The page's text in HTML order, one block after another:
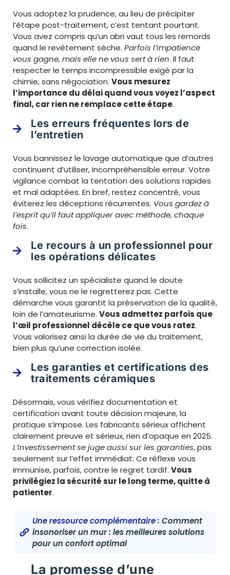
Vous adoptez la prudence, au lieu de précipiter
l’étape post-traitement, c’est tentant pourtant.
Vous avez compris qu’un abri vaut tous les remords
quand le revêtement sèche. Parfois l’impatience
vous gagne, mais elle ne vous sert à rien. Il faut
respecter le temps incompressible exigé par la
chimie, sans négociation. Vous mesurez
l’importance du délai quand vous voyez l’aspect
final, car rien ne remplace cette étape.
Les erreurs fréquentes lors de
l’entretien
Vous bannissez le lavage automatique que d’autres
continuent d’utiliser, incompréhensible erreur. Votre
vigilance combat la tentation des solutions rapides
et mal adaptées. En bref, restez concentré, vous
éviterez les déceptions récurrentes. Vous gardez à
l’esprit qu’il faut appliquer avec méthode, chaque
fois.
Le recours à un professionnel pour
les opérations délicates
Vous sollicitez un spécialiste quand le doute
s’installe, vous ne le regretterez pas. Cette
démarche vous garantit la préservation de la qualité,
loin de l’amateurisme. Vous admettez parfois que
l’œil professionnel décèle ce que vous ratez.
Vous valorisez ainsi la durée de vie du traitement,
bien plus qu’une correction isolée.
Les garanties et certifications des
traitements céramiques
Désormais, vous vérifiez documentation et
certification avant toute décision majeure, la
pratique s’impose. Les fabricants sérieux affichent
clairement preuve et sérieux, rien d’opaque en 2025.
L’investissement se juge aussi sur les garanties, pas
seulement sur l’effet immédiat. Ce réflexe vous
immunise, parfois, contre le regret tardif. Vous
privilégiez la sécurité sur le long terme, quitte à
patienter.
Une ressource complémentaire : Comment
insonoriser un mur : les meilleures solutions
pour un confort optimal
La promesse d’une